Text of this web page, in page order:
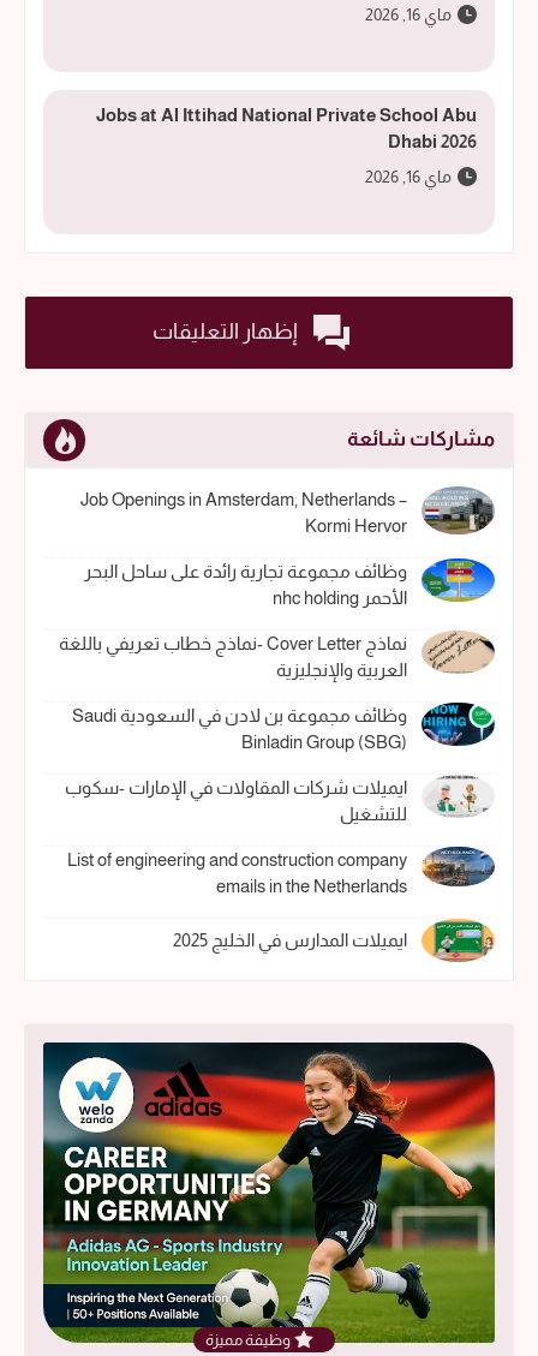
ماي 16, 2026
Jobs at Al Ittihad National Private School Abu
Dhabi 2026
ماي 16, 2026
إظهار التعليقات
مشاركات شائعة
Job Openings in Amsterdam, Netherlands –
Kormi Hervor
وظائف مجموعة تجارية رائدة على ساحل البحر
الأحمر nhc holding
نماذج Cover Letter -نماذج خطاب تعريفي باللغة
العربية والإنجليزية
وظائف مجموعة بن لادن في السعودية Saudi
Binladin Group (SBG)
ايميلات شركات المقاولات في الإمارات -سكوب
للتشغيل
List of engineering and construction company
emails in the Netherlands
ايميلات المدارس في الخليج 2025
وظيفة مميزة